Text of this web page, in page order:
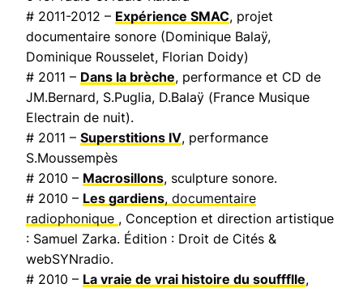
# 2011-2012 – Expérience SMAC, projet
documentaire sonore (Dominique Balaÿ,
Dominique Rousselet, Florian Doidy)
# 2011 – Dans la brèche, performance et CD de
JM.Bernard, S.Puglia, D.Balaÿ (France Musique
Electrain de nuit).
# 2011 – Superstitions IV, performance
S.Moussempès
# 2010 – Macrosillons, sculpture sonore.
# 2010 – Les gardiens, documentaire
radiophonique , Conception et direction artistique
: Samuel Zarka. Édition : Droit de Cités &
webSYNradio.
# 2010 – La vraie de vrai histoire du souffflle,